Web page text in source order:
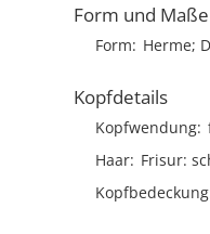
Form und Maße
Form Herme;
Kopfdetails
Kopfwendung
Haar Frisur
Kopfbedeckung